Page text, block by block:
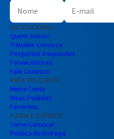
INSTITUCIONAL
Quem Somos
Trabalhe Conosco
Perguntas frequentes
Fornecedores
Fale Conosco
ÁREA DO CLIENTE
Minha Conta
Meus Pedidos
Favoritos
AJUDA E SUPORTE
Como Comprar
Política de Entrega